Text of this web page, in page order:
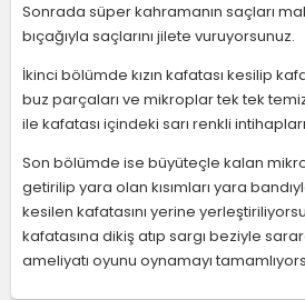
Sonrada süper kahramanın saçları
bıçağıyla saçlarını jilete vuruyorsunuz.
İkinci bölümde kızın kafatası kesilip
buz parçaları ve mikroplar tek tek
ile kafatası içindeki sarı renkli
Son bölümde ise büyüteçle kalan
getirilip yara olan kısımları yara
kesilen kafatasını yerine
kafatasına dikiş atıp sargı beziyle
ameliyatı oyunu oynamayı